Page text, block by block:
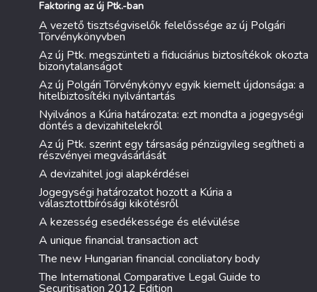
Faktoring az új Ptk.-ban
A vezető tisztségviselők felelőssége az új Polgári
Törvénykönyvben
Az új Ptk. megszünteti a fiduciárius biztosítékok okozta
bizonytalanságot
Az új Polgári Törvénykönyv egyik kiemelt újdonsága: a
hitelbiztosítéki nyilvántartás
Nyilvános a Kúria határozata: ezt mondta a jogegységi
döntés a devizahitelekről
Az új Ptk. szerint egy társaság pénzügyileg segítheti a
részvényei megvásárlását
A devizahitel jogi alapkérdései
Jogegységi határozatot hozott a Kúria a
választottbírósági kikötésről
A kezesség esedékessége és elévülése
A unique financial transaction act
The new Hungarian financial conciliatory body
The International Comparative Legal Guide to
Securitisation 2012 Edition